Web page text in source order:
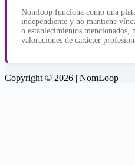
Nomloop funciona como una
independiente y no mantiene
o establecimientos mencionados,
valoraciones de carácter
Copyright © 2026 | NomLoop